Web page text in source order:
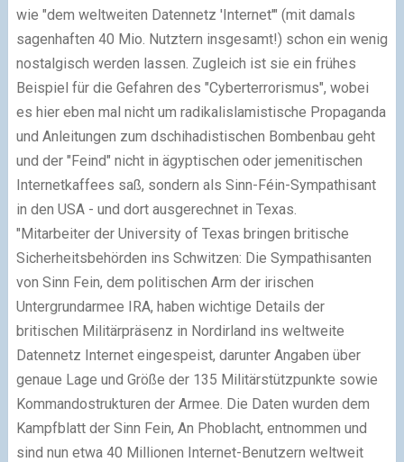
wie "dem weltweiten Datennetz 'Internet'" (mit damals
sagenhaften 40 Mio. Nutztern insgesamt!) schon ein wenig
nostalgisch werden lassen. Zugleich ist sie ein frühes
Beispiel für die Gefahren des "Cyberterrorismus", wobei
es hier eben mal nicht um radikalislamistische Propaganda
und Anleitungen zum dschihadistischen Bombenbau geht
und der "Feind" nicht in ägyptischen oder jemenitischen
Internetkaffees saß, sondern als Sinn-Féin-Sympathisant
in den USA - und dort ausgerechnet in Texas.
"Mitarbeiter der University of Texas bringen britische
Sicherheitsbehörden ins Schwitzen: Die Sympathisanten
von Sinn Fein, dem politischen Arm der irischen
Untergrundarmee IRA, haben wichtige Details der
britischen Militärpräsenz in Nordirland ins weltweite
Datennetz Internet eingespeist, darunter Angaben über
genaue Lage und Größe der 135 Militärstützpunkte sowie
Kommandostrukturen der Armee. Die Daten wurden dem
Kampfblatt der Sinn Fein, An Phoblacht, entnommen und
sind nun etwa 40 Millionen Internet-Benutzern weltweit